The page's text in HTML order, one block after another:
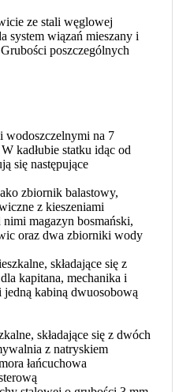
ze stali węglowej
system wiązań mieszany i
poszczególnych
wodoszczelnymi na 7
kadłubie statku idąc od
się następujące
zbiornik balastowy,
z kieszeniami
magazyn bosmański,
oraz dwa zbiorniki wody
składające się z
kapitana, mechanika i
kabiną dwuosobową
składające się z dwóch
z natryskiem
łańcuchowa